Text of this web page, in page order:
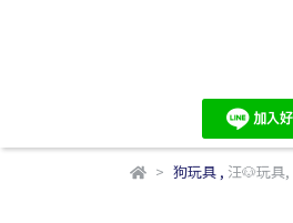
狗玩具, 汪🐶玩具,